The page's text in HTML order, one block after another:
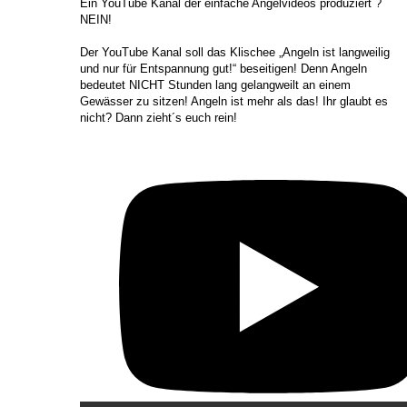
​Ein YouTube Kanal der einfache Angelvideos produziert ?
NEIN!
Der YouTube Kanal soll das Klischee „Angeln ist langweilig
und nur für Entspannung gut!“ beseitigen! Denn Angeln
bedeutet NICHT Stunden lang gelangweilt an einem
Gewässer zu sitzen! Angeln ist mehr als das! Ihr glaubt es
nicht? Dann zieht´s euch rein!